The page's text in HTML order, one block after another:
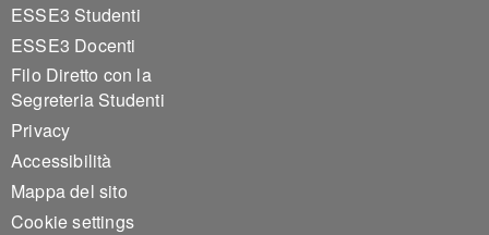
ESSE3 Studenti
ESSE3 Docenti
Filo Diretto con la
Segreteria Studenti
Privacy
Accessibilità
Mappa del sito
Cookie settings